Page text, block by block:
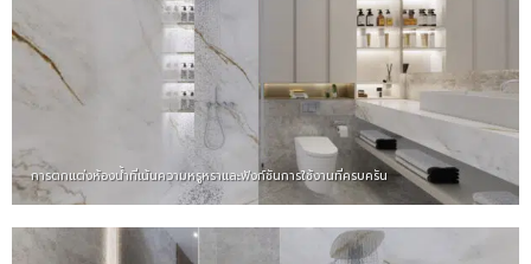
การตกแต่งห้องน้ำที่เน้นความหรูหราและฟังก์ชันการใช้งานที่ครบครัน